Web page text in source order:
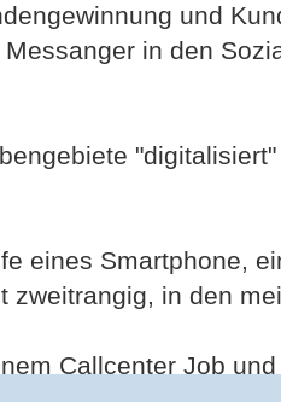
und
in den
eines Smartphone,
in den
Callcenter Job